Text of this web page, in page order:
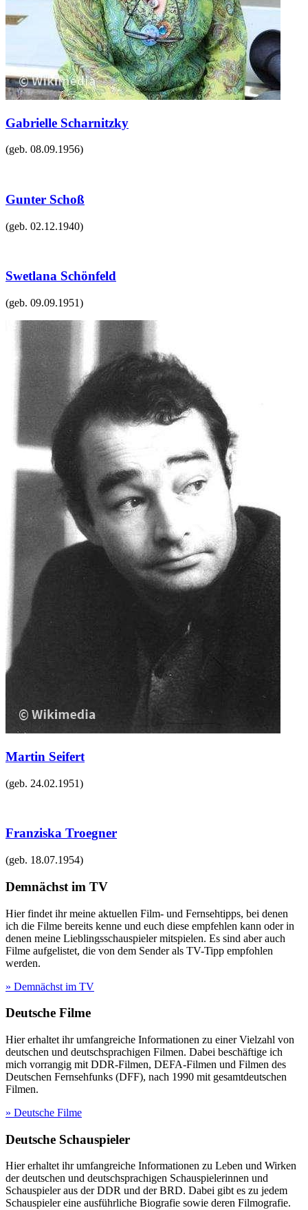
Gabrielle Scharnitzky
(geb. 08.09.1956)
Gunter Schoß
(geb. 02.12.1940)
Swetlana Schönfeld
(geb. 09.09.1951)
Martin Seifert
(geb. 24.02.1951)
Franziska Troegner
(geb. 18.07.1954)
Demnächst im TV
Hier findet ihr meine aktuellen Film- und Fernsehtipps, bei denen
ich die Filme bereits kenne und euch diese empfehlen kann oder in
denen meine Lieblingsschauspieler mitspielen. Es sind aber auch
Filme aufgelistet, die von dem Sender als TV-Tipp empfohlen
werden.
» Demnächst im TV
Deutsche Filme
Hier erhaltet ihr umfangreiche Informationen zu einer Vielzahl von
deutschen und deutschsprachigen Filmen. Dabei beschäftige ich
mich vorrangig mit DDR-Filmen, DEFA-Filmen und Filmen des
Deutschen Fernsehfunks (DFF), nach 1990 mit gesamtdeutschen
Filmen.
» Deutsche Filme
Deutsche Schauspieler
Hier erhaltet ihr umfangreiche Informationen zu Leben und Wirken
der deutschen und deutschsprachigen Schauspielerinnen und
Schauspieler aus der DDR und der BRD. Dabei gibt es zu jedem
Schauspieler eine ausführliche Biografie sowie deren Filmografie.